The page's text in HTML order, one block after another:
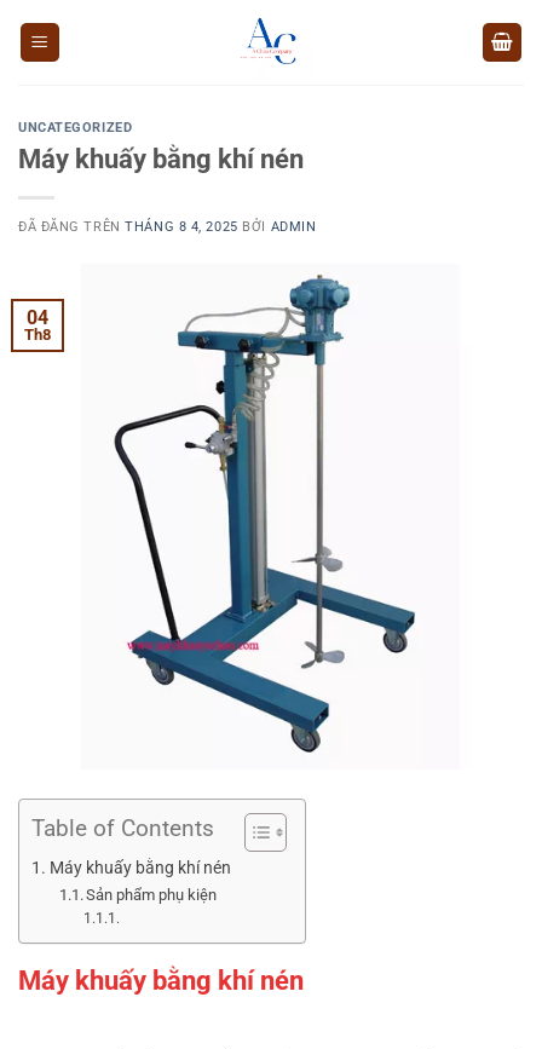
UNCATEGORIZED
Máy khuấy bằng khí nén
ĐÃ ĐĂNG TRÊNTHÁNG 8 4, 2025 BỞI ADMIN
04
Th8
Table of Contents
Máy khuấy bằng khí nén
Sản phẩm phụ kiện
Máy khuấy bằng khí nén